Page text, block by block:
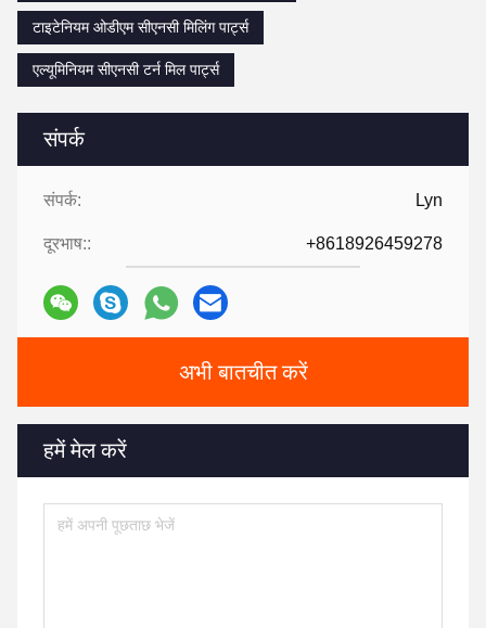
संपर्क
संपर्क: Lyn
दूरभाष:: +8618926459278
अभी बातचीत करें
हमें मेल करें
टाइटेनियम ओडीएम सीएनसी मिलिंग पार्ट्स
एल्यूमिनियम सीएनसी टर्न मिल पार्ट्स